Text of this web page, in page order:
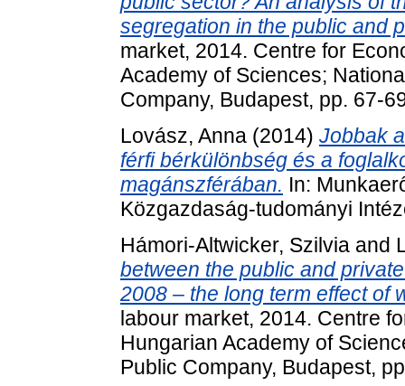
segregation in the public and
market, 2014. Centre for
Academy of Sciences;
Company, Budapest, pp. 67-
Lovász, Anna (2014) Jobbak
férfi bérkülönbség és a
magánszférában. In:
Közgazdaság-tudományi
Hámori-Altwicker, Szilvia and
between the public and
2008 – the long term effect of
labour market, 2014. Centre
Hungarian Academy of
Public Company, Budapest,